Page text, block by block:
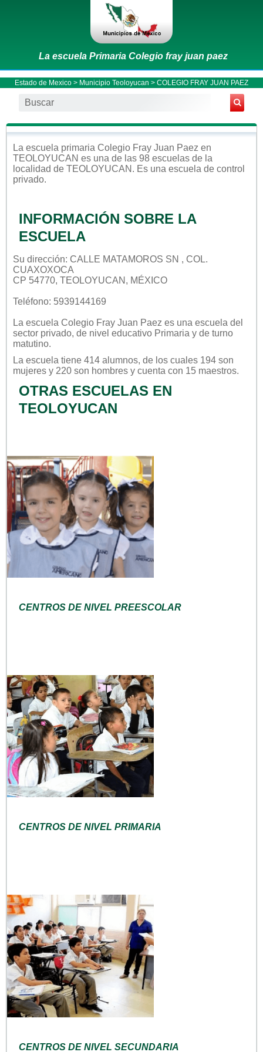
La escuela Primaria Colegio fray juan paez
Estado de Mexico > Municipio Teoloyucan > COLEGIO FRAY JUAN PAEZ
La escuela primaria Colegio Fray Juan Paez en
TEOLOYUCAN es una de las 98 escuelas de la
localidad de TEOLOYUCAN . Es una escuela de control
privado.
INFORMACIÓN SOBRE LA
ESCUELA
Su dirección: CALLE MATAMOROS SN , COL.
CUAXOXOCA
CP 54770, TEOLOYUCAN, MÉXICO
Teléfono: 5939144169
La escuela Colegio Fray Juan Paez es una escuela del
sector privado, de nivel educativo Primaria y de turno
matutino.
La escuela tiene 414 alumnos, de los cuales 194 son
mujeres y 220 son hombres y cuenta con 15 maestros.
OTRAS ESCUELAS EN
TEOLOYUCAN
CENTROS DE NIVEL PREESCOLAR
CENTROS DE NIVEL PRIMARIA
CENTROS DE NIVEL SECUNDARIA